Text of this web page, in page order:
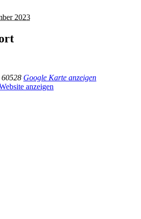
2023
60528 Google Karte anzeigen
anzeigen